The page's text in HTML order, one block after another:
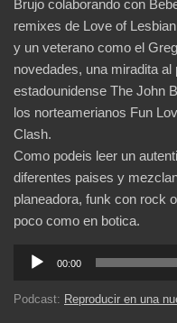
Brujo colaborando con
remixes de Love of
y un veterano como el
novedades, una miradita
estadounidense The John
los norteamerianos Fun
Clash.
Como podeis leer un
diferentes paises y
planeadora, funk con rock
poco como en botica.
Reproductor
audio
00:00
Podcast: Reproducir en una